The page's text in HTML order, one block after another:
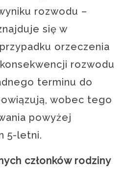
rozwodu –
się w
orzeczenia
rozwodu
terminu do
wobec tego
powyżej
5-letni.
członków rodziny